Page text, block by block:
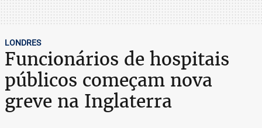
LONDRES
Funcionários de hospitais
públicos começam nova
greve na Inglaterra